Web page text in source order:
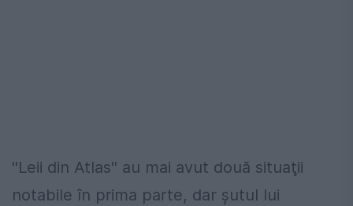
''Leii din Atlas'' au mai avut două situaţii
notabile în prima parte, dar şutul lui